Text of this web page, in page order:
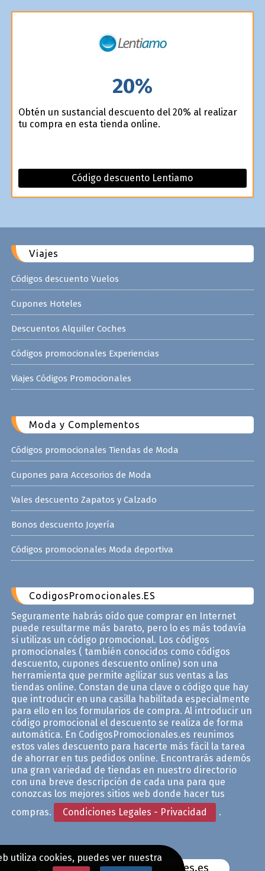
20%
Obtén un sustancial descuento del 20% al realizar
tu compra en esta tienda online.
Código descuento Lentiamo
Viajes
Códigos descuento Vuelos
Cupones Hoteles
Descuentos Alquiler Coches
Códigos promocionales Experiencias
Viajes Códigos Promocionales
Moda y Complementos
Códigos promocionales Tiendas de Moda
Cupones para Accesorios de Moda
Vales descuento Zapatos y Calzado
Bonos descuento Joyería
Códigos promocionales Moda deportiva
CodigosPromocionales.ES
Seguramente habrás oído que comprar en Internet
puede resultarme más barato, pero lo es más todavía
si utilizas un código promocional. Los códigos
promocionales ( también conocidos como códigos
descuento, cupones descuento online) son una
herramienta que permite agilizar sus ventas a las
tiendas online. Constan de una clave o código que hay
que introducir en una casilla habilitada especialmente
para ello en los formularios de compra. Al introducir un
código promocional el descuento se realiza de forma
automática. En CodigosPromocionales.es reunimos
estos vales descuento para hacerte más fácil la tarea
de ahorrar en tus pedidos online. Encontrarás ademós
una gran variedad de tiendas en nuestro directorio
con una breve descripción de cada una para que
conozcas los mejores sitios web donde hacer tus
compras.
Condiciones Legales - Privacidad .
www.CodigosPromocionales.es
utiliza cookies, puedes ver nuestra